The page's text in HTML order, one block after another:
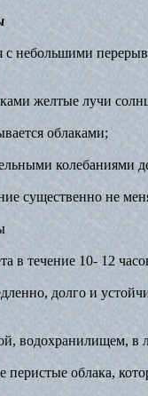
небольшими
желтые лучи
облаками;
колебаниями
существенно не
в течение 10- 12
долго и
водохранилищем, в
облака,